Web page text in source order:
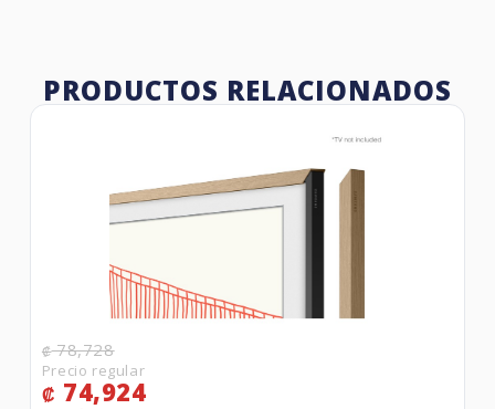
PRODUCTOS RELACIONADOS
₡78,728
₡ 74,924